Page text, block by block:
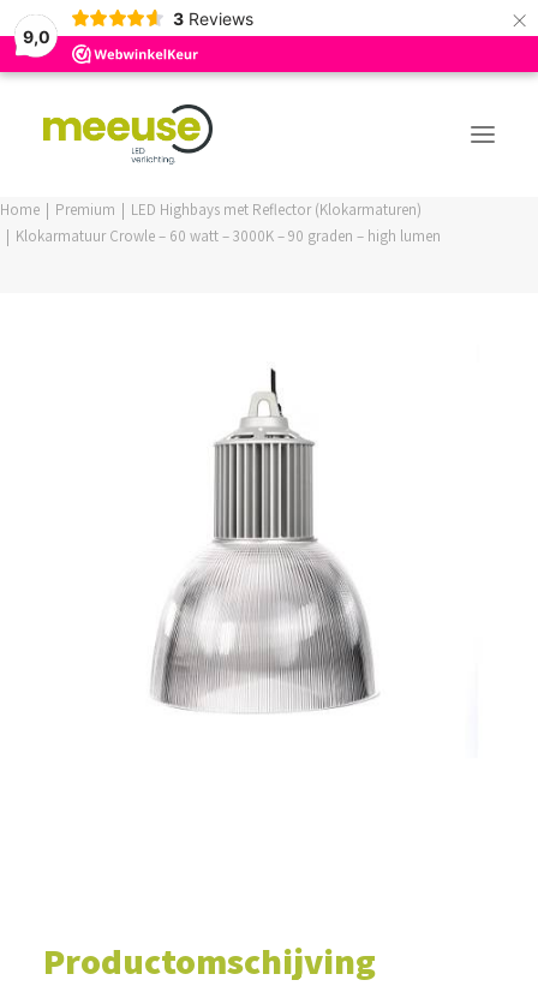
9,0
3 Reviews ×
WINKELWAGEN
Home Premium
LED Highbays met Reflector (Klokarmaturen)
Klokarmatuur Crowle – 60 watt – 3000K – 90 graden – high lumen
Productomschijving